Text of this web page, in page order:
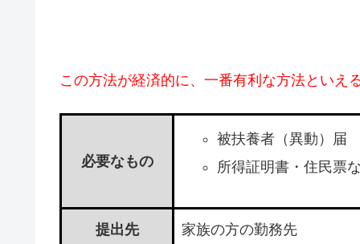
この方法が経済的に、一番有利な方法といえ
必要なもの
被扶養者（異動）届
所得証明書・住民票
提出先 家族の方の勤務先